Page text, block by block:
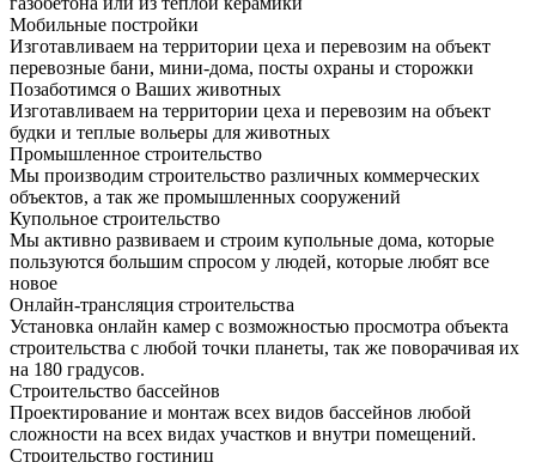
Мобильные постройки
Изготавливаем на территории цеха и перевозим на объект
перевозные бани, мини-дома, посты охраны и сторожки
Позаботимся о Ваших животных
Изготавливаем на территории цеха и перевозим на объект
будки и теплые вольеры для животных
Промышленное строительство
Мы производим строительство различных коммерческих
объектов, а так же промышленных сооружений
Купольное строительство
Мы активно развиваем и строим купольные дома, которые
пользуются большим спросом у людей, которые любят все
новое
Онлайн-трансляция строительства
Установка онлайн камер с возможностью просмотра объекта
строительства с любой точки планеты, так же поворачивая их
на 180 градусов.
Строительство бассейнов
Проектирование и монтаж всех видов бассейнов любой
сложности на всех видах участков и внутри помещений.
Строительство гостиниц